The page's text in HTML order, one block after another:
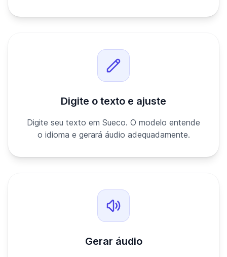
Digite o texto e ajuste
Digite seu texto em Sueco. O modelo entende
o idioma e gerará áudio adequadamente.
Gerar áudio